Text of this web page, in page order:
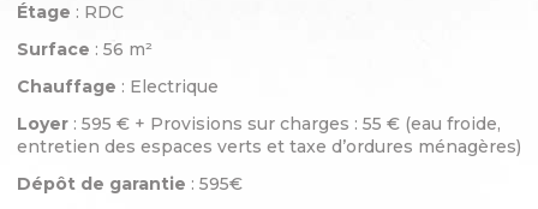
Étage : RDC
Surface : 56 m²
Chauffage : Electrique
Loyer : 595 € + Provisions sur charges : 55 € (eau froide,
entretien des espaces verts et taxe d’ordures ménagères)
Dépôt de garantie : 595€